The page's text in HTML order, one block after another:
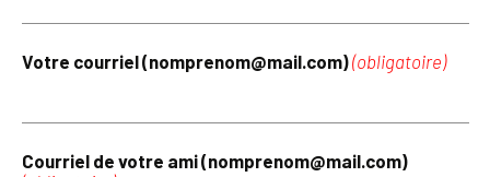
Votre courriel (nomprenom@mail.com)(obligatoire)
Courriel de votre ami (nomprenom@mail.com)